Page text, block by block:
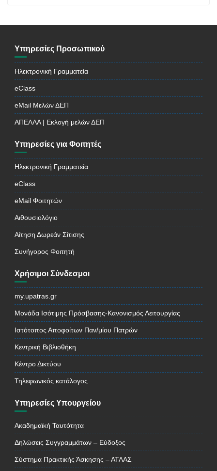
Υπηρεσίες Προσωπικού
Ηλεκτρονική Γραμματεία
eClass
eMail Μελών ΔΕΠ
ΑΠΕΛΛΑ | Εκλογή μελών ΔΕΠ
Υπηρεσίες για Φοιτητές
Ηλεκτρονική Γραμματεία
eClass
eMail Φοιτητών
Αιθουσιολόγιο
Αίτηση Δωρεάν Σίτισης
Συνήγορος Φοιτητή
Χρήσιμοι Σύνδεσμοι
my.upatras.gr
Μονάδα Ισότιμης Πρόσβασης-Κανονισμός Λειτουργίας
Ιστότοπος Αποφοίτων Παν/μίου Πατρών
Κεντρική Βιβλιοθήκη
Κέντρο Δικτύου
Τηλεφωνικός κατάλογος
Υπηρεσίες Υπουργείου
Ακαδημαϊκή Ταυτότητα
Δηλώσεις Συγγραμμάτων – Εύδοξος
Σύστημα Πρακτικής Άσκησης – ΑΤΛΑΣ